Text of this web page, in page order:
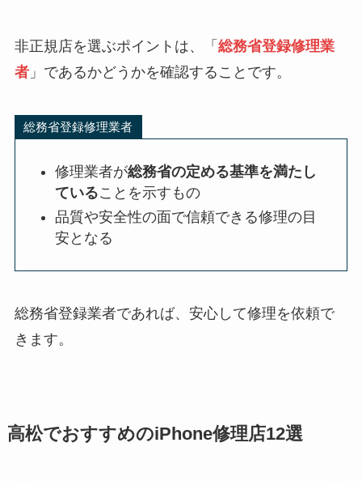
非正規店を選ぶポイントは、「 総務省登録修理業
者」であるかどうかを確認することです。
総務省登録修理業者
修理業者が総務省の定める基準を満たし
ていることを示すもの
品質や安全性の面で信頼できる修理の目
安となる
総務省登録業者であれば、安心して修理を依頼で
きます。
高松でおすすめのiPhone修理店12選